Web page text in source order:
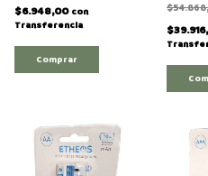
$6.948,00 con
Transferencia